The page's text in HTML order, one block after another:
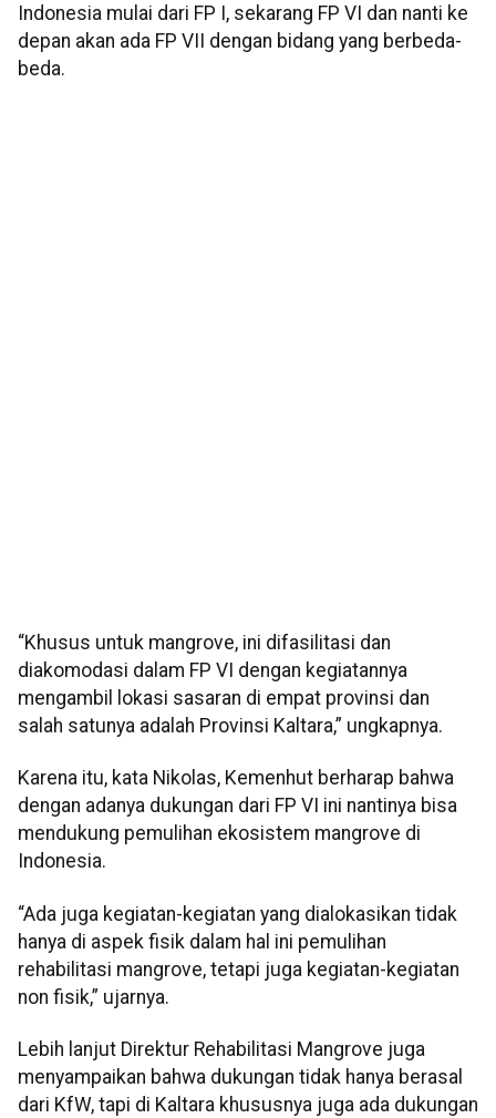
Indonesia mulai dari FP I, sekarang FP VI dan nanti ke
depan akan ada FP VII dengan bidang yang berbeda-
beda.
“Khusus untuk mangrove, ini difasilitasi dan
diakomodasi dalam FP VI dengan kegiatannya
mengambil lokasi sasaran di empat provinsi dan
salah satunya adalah Provinsi Kaltara,” ungkapnya.
Karena itu, kata Nikolas, Kemenhut berharap bahwa
dengan adanya dukungan dari FP VI ini nantinya bisa
mendukung pemulihan ekosistem mangrove di
Indonesia.
“Ada juga kegiatan-kegiatan yang dialokasikan tidak
hanya di aspek fisik dalam hal ini pemulihan
rehabilitasi mangrove, tetapi juga kegiatan-kegiatan
non fisik,” ujarnya.
Lebih lanjut Direktur Rehabilitasi Mangrove juga
menyampaikan bahwa dukungan tidak hanya berasal
dari KfW, tapi di Kaltara khususnya juga ada dukungan